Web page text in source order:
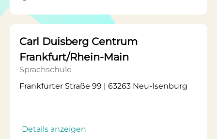
Carl Duisberg Centrum
Frankfurt/Rhein-Main
Sprachschule
Frankfurter Straße 99 | 63263 Neu-Isenburg
Details anzeigen